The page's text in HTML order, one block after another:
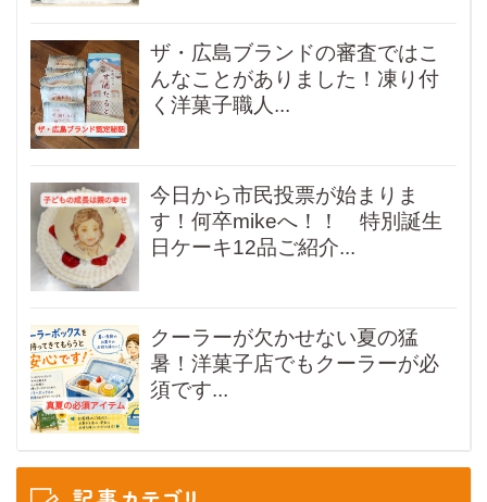
ザ・広島ブランドの審査ではこ
んなことがありました！凍り付
く洋菓子職人...
今日から市民投票が始まりま
す！何卒mikeへ！！ 特別誕生
日ケーキ12品ご紹介...
クーラーが欠かせない夏の猛
暑！洋菓子店でもクーラーが必
須です...